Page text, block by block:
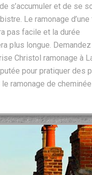
s’accumuler et de se
Le ramonage
pas facile et la durée
plus longue.
Christol ramonage à
pour pratiquer des
ramonage de